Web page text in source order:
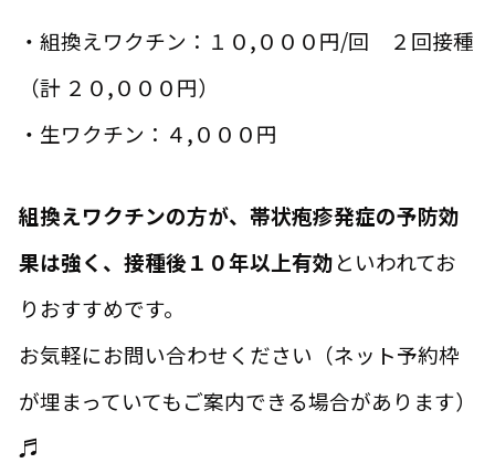
・組換えワクチン：１０,０００円/回 ２回接種
（計 ２０,０００円）
・生ワクチン：４,０００円
組換えワクチンの方が、帯状疱疹発症の予防効
果は強く、接種後１０年以上有効といわれてお
りおすすめです。
お気軽にお問い合わせください（ネット予約枠
が埋まっていてもご案内できる場合があります）
♬